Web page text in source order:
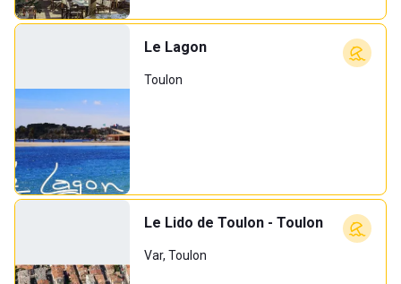
Le Lagon
Toulon
Le Lido de Toulon - Toulon
Var, Toulon